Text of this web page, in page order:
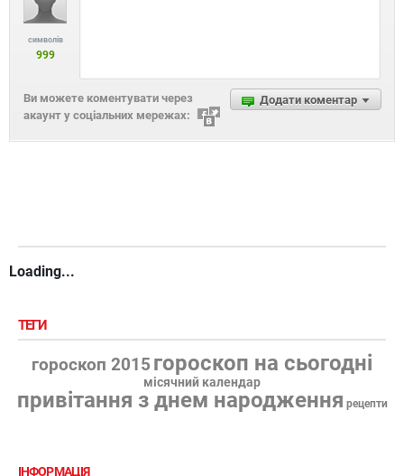
символів
999
Додати коментар
Ви можете коментувати через
акаунт у соціальних мережах:
Loading...
ТЕГИ
гороскоп 2015 гороскоп на сьогодні
місячний календар
привітання з днем народження рецепти
ІНФОРМАЦІЯ